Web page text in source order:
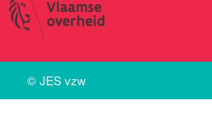
© JES vzw